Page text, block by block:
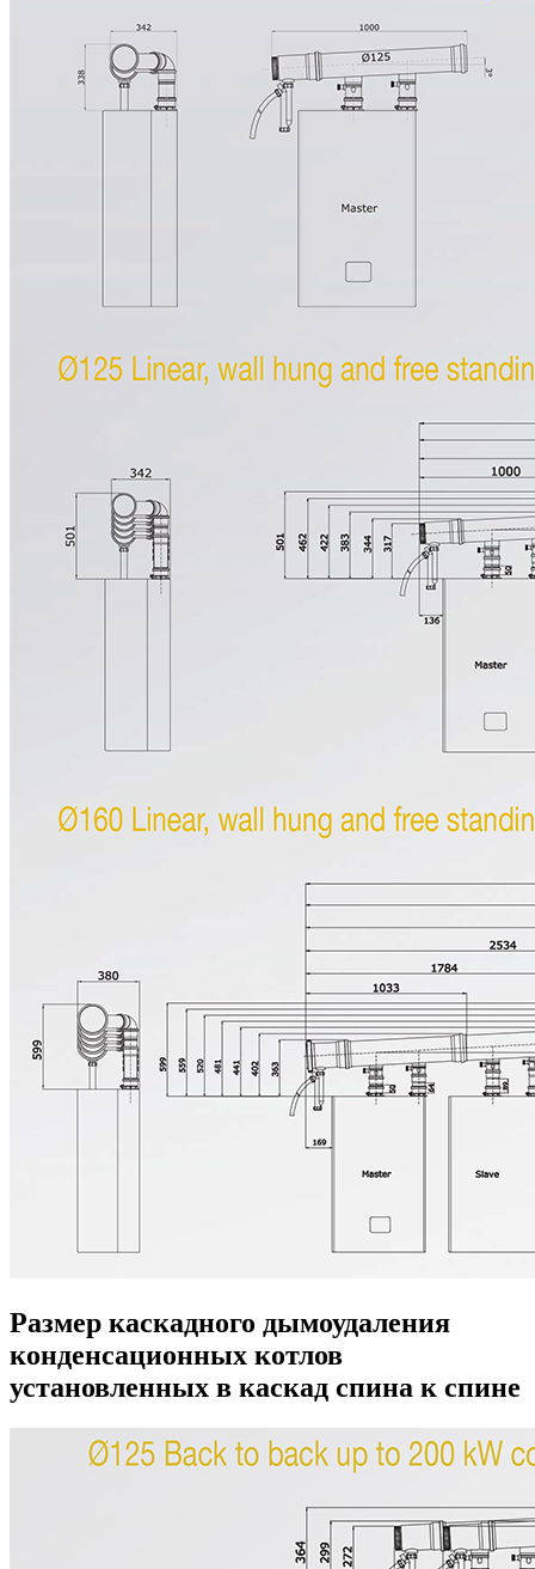
Размер каскадного дымоудаления
конденсационных котлов
установленных в каскад спина к спине